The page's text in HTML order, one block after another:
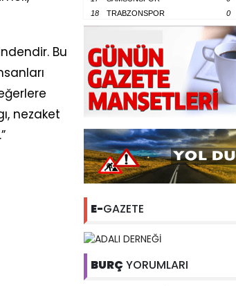
Bu
nezaket
18
TRABZONSPOR 0
E-GAZETE
BURÇ YORUMLARI